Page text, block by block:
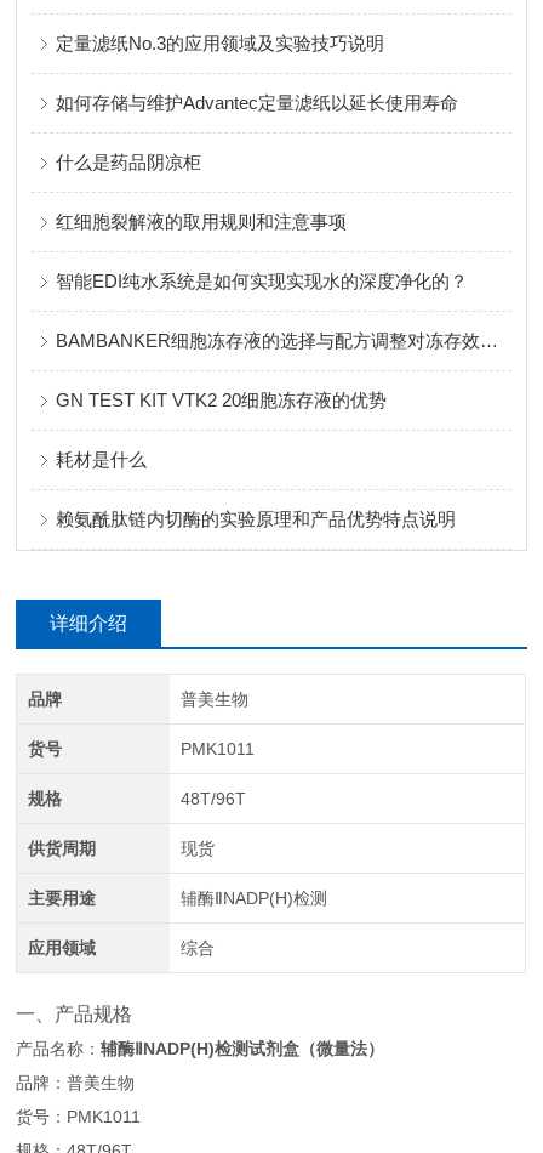
定量滤纸No.3的应用领域及实验技巧说明
如何存储与维护Advantec定量滤纸以延长使用寿命
什么是药品阴凉柜
红细胞裂解液的取用规则和注意事项
智能EDI纯水系统是如何实现实现水的深度净化的？
BAMBANKER细胞冻存液的选择与配方调整对冻存效果的影响
GN TEST KIT VTK2 20细胞冻存液的优势
耗材是什么
赖氨酰肽链内切酶的实验原理和产品优势特点说明
详细介绍
品牌 普美生物
货号 PMK1011
规格 48T/96T
供货周期 现货
主要用途 辅酶ⅡNADP(H)检测
应用领域 综合
一、产品规格
产品名称：辅酶ⅡNADP(H)检测试剂盒（微量法）
品牌：普美生物
货号：PMK1011